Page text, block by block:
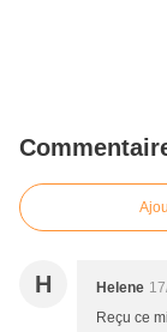
H Helene
Reçu ce